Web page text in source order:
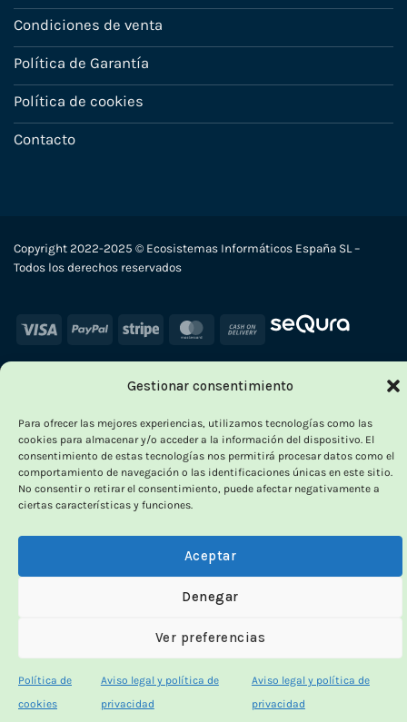
Gestionar consentimiento
Para ofrecer las mejores experiencias, utilizamos tecnologías como las
cookies para almacenar y/o acceder a la información del dispositivo. El
consentimiento de estas tecnologías nos permitirá procesar datos como el
comportamiento de navegación o las identificaciones únicas en este sitio.
No consentir o retirar el consentimiento, puede afectar negativamente a
ciertas características y funciones.
Aceptar
Denegar
Ver preferencias
Política de
cookies
Aviso legal y política de
privacidad
Aviso legal y política de
privacidad
Condiciones de venta
Política de Garantía
Política de cookies
Contacto
Copyright 2022-2025 © Ecosistemas Informáticos España SL –
Todos los derechos reservados
Visa PayPal Stripe MasterCard
Cash